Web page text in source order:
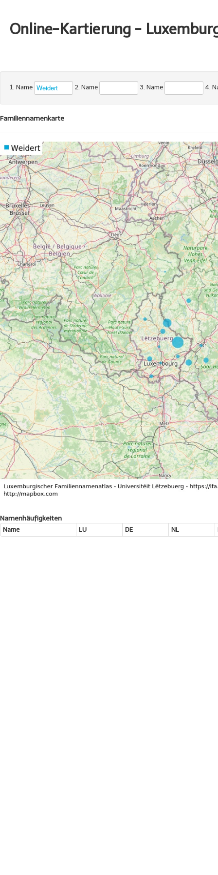
Online-Kartierung -
1. Name 2. Name 3. Name 4.
Familiennamenkarte
Namenhäufigkeiten
Name LU DE NL